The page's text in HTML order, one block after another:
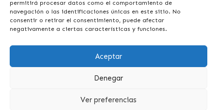
permitirá procesar datos como el comportamiento de
navegación o las identificaciones únicas en este sitio. No
consentir o retirar el consentimiento, puede afectar
negativamente a ciertas características y funciones.
Aceptar
Denegar
Ver preferencias
Política de privacidad
Términos y condiciones
Suscripción